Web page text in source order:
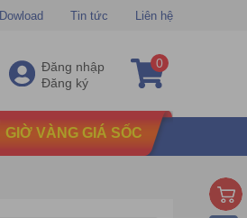
Dowload Tin tức Liên hệ
Đăng nhập
Đăng ký
0
GIỜ VÀNG GIÁ SỐC